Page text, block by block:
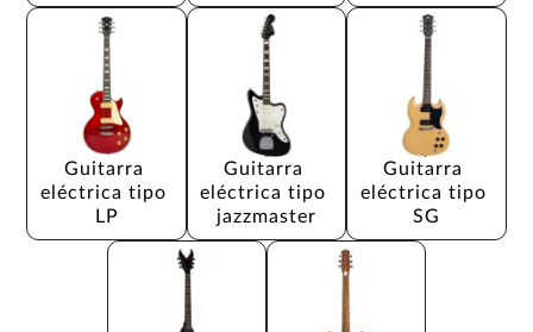
Guitarra
eléctrica tipo
LP
Guitarra
eléctrica tipo
jazzmaster
Guitarra
eléctrica tipo
SG